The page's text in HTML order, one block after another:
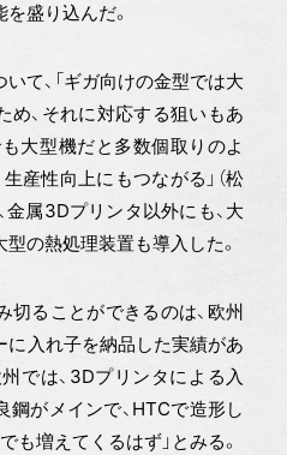
盛り込んだ。
て、「ギガ向けの金型では大
、それに対応する狙いもあ
大型機だと多数個取りのよ
産性向上にもつながる」（松
金属3Dプリンタ以外にも、大
の熱処理装置も導入した。
ることができるのは、欧州
入れ子を納品した実績があ
では、3Dプリンタによる入
がメインで、HTCで造形し
も増えてくるはず」とみる。